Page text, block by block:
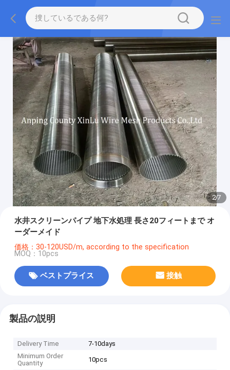
2/7
水井スクリーンパイプ 地下水処理 長さ20フィートまで オ
ーダーメイド
価格：30-120USD/m, according to the specification
MOQ：10pcs
ベストプライス 接触
製品の説明
Delivery Time
7-10days
Minimum Order
Quantity
10pcs